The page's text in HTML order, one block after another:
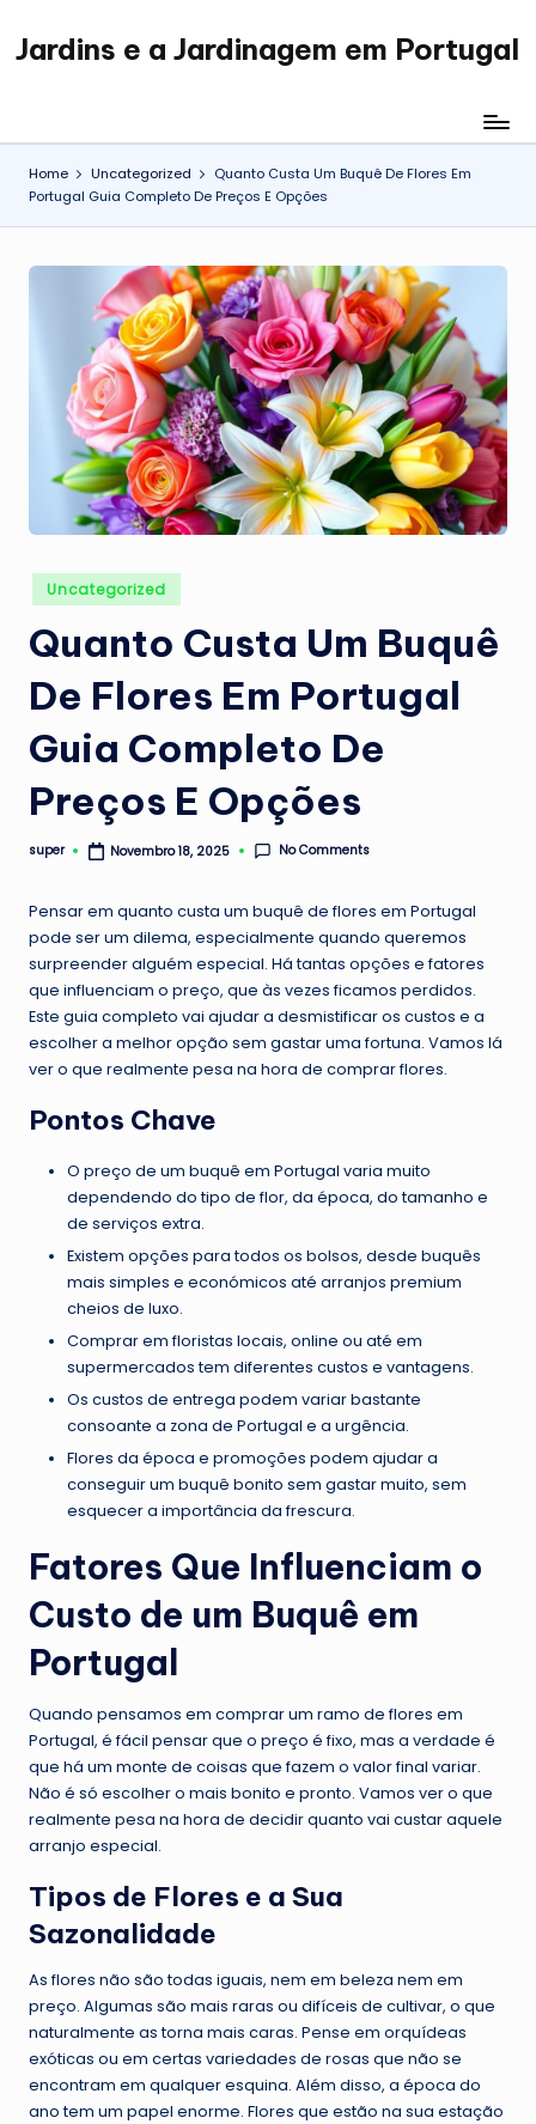
SkipJardins e a Jardinagem em Portugal
Jardinagem
Home Uncategorized
Quanto Custa Um Buquê De Flores Em
Portugal Guia Completo De Preços E Opções
Posted
in
Uncategorized
Quanto Custa Um Buquê
De Flores Em Portugal
Guia Completo De
Preços E Opções
Posted
super Novembro 18, 2025 No Comments
Pensar em quanto custa um buquê de flores em Portugal
pode ser um dilema, especialmente quando queremos
surpreender alguém especial. Há tantas opções e fatores
que influenciam o preço, que às vezes ficamos perdidos.
Este guia completo vai ajudar a desmistificar os custos e a
escolher a melhor opção sem gastar uma fortuna. Vamos lá
ver o que realmente pesa na hora de comprar flores.
Pontos Chave
O preço de um buquê em Portugal varia muito
dependendo do tipo de flor, da época, do tamanho e
de serviços extra.
Existem opções para todos os bolsos, desde buquês
mais simples e económicos até arranjos premium
cheios de luxo.
Comprar em floristas locais, online ou até em
supermercados tem diferentes custos e vantagens.
Os custos de entrega podem variar bastante
consoante a zona de Portugal e a urgência.
Flores da época e promoções podem ajudar a
conseguir um buquê bonito sem gastar muito, sem
esquecer a importância da frescura.
Fatores Que Influenciam o
Custo de um Buquê em
Portugal
Quando pensamos em comprar um ramo de flores em
Portugal, é fácil pensar que o preço é fixo, mas a verdade é
que há um monte de coisas que fazem o valor final variar.
Não é só escolher o mais bonito e pronto. Vamos ver o que
realmente pesa na hora de decidir quanto vai custar aquele
arranjo especial.
Tipos de Flores e a Sua
Sazonalidade
As flores não são todas iguais, nem em beleza nem em
preço. Algumas são mais raras ou difíceis de cultivar, o que
naturalmente as torna mais caras. Pense em orquídeas
exóticas ou em certas variedades de rosas que não se
encontram em qualquer esquina. Além disso, a época do
ano tem um papel enorme. Flores que estão na sua estação